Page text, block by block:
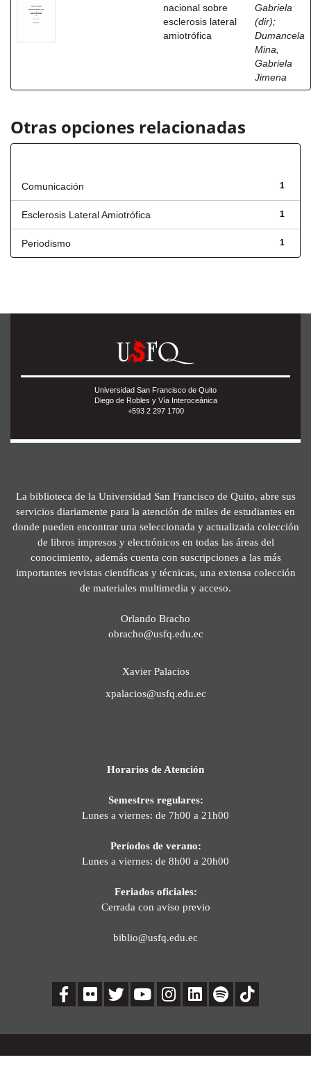
nacional sobre
esclerosis lateral
amiotrófica
Gabriela
(dir);
Dumancela
Mina,
Gabriela
Jimena
Otras opciones relacionadas
1
Comunicación
1
Esclerosis Lateral Amiotrófica
1
Periodismo
Universidad San Francisco de Quito
Diego de Robles y Vía Interoceánica
+593 2 297 1700
La biblioteca de la Universidad San Francisco de Quito, abre sus
servicios diariamente para la atención de miles de estudiantes en
donde pueden encontrar una seleccionada y actualizada colección
de libros impresos y electrónicos en todas las áreas del
conocimiento, además cuenta con suscripciones a las más
importantes revistas científicas y técnicas, una extensa colección
de materiales multimedia y acceso.
Orlando Bracho
obracho@usfq.edu.ec
Xavier Palacios
xpalacios@usfq.edu.ec
Horarios de Atención
Semestres regulares:
Lunes a viernes: de 7h00 a 21h00
Períodos de verano:
Lunes a viernes: de 8h00 a 20h00
Feriados oficiales:
Cerrada con aviso previo
biblio@usfq.edu.ec